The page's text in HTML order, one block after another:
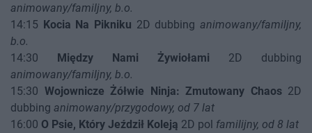
animowany/familjny, b.o.
14:15 Kocia Na Pikniku 2D dubbinganimowany/familjny,
b.o.
14:30 Między Nami Żywiołami 2D dubbing
animowany/familjny, b.o.
15:30 Wojownicze Żółwie Ninja: Zmutowany Chaos2D
dubbing animowany/przygodowy, od 7 lat
16:00 O Psie, Który Jeździł Koleją 2D pol familijny, od 8 lat